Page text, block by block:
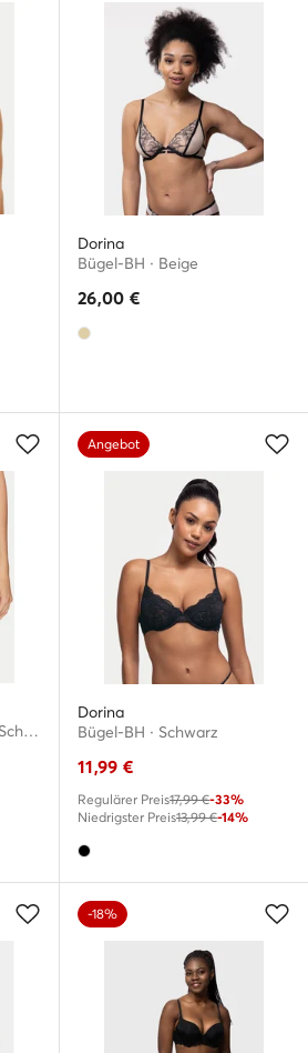
Dorina
Bügel-BH · Beige
26,00 €
Klassischer Damenslip · Schwarz
Angebot
Dorina
Bügel-BH · Schwarz
11,99 €
Regulärer Preis17,99 €-33%
Niedrigster Preis13,99 €-14%
-18%